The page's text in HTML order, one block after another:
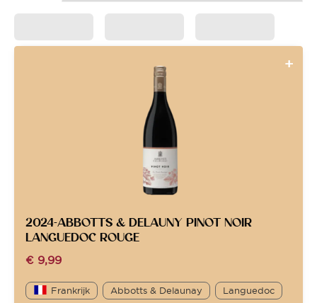
2024-ABBOTTS & DELAUNY PINOT NOIR
LANGUEDOC ROUGE
€ 9,99
Frankrijk Abbotts & Delaunay Languedoc